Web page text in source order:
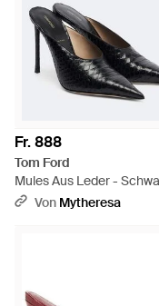
Fr. 888
Tom Ford
Mules Aus Leder -
Von Mytheresa